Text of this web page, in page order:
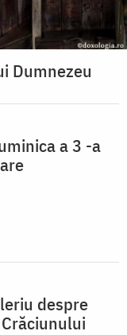
Dumnezeu
a 3 -a
despre